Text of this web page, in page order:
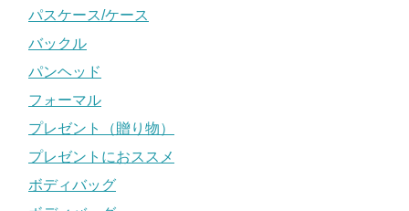
パスケース/ケース
バックル
パンヘッド
フォーマル
プレゼント（贈り物）
プレゼントにおススメ
ボディバッグ